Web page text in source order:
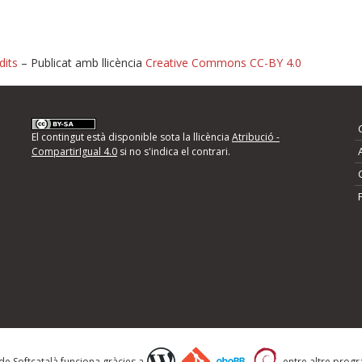
d'errors
següents i descriviu quina és la millora que
– Publicat amb llicència Creative Commons CC-BY 4.0
El contingut està disponible sota la llicència Atribució -
CompartirIgual 4.0si no s'indica el contrari.